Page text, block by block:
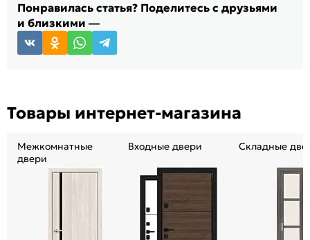
Понравилась статья? Поделитесь с друзьями
и близкими —
Товары интернет-магазина
Межкомнатные
двери
Входные двери Складные